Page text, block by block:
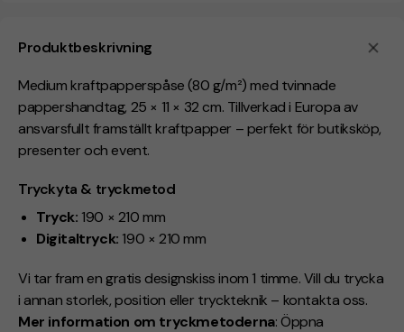
Produktbeskrivning
Medium kraftpapperspåse (80 g/m²) med tvinnade
pappershandtag, 25 × 11 × 32 cm. Tillverkad i Europa av
ansvarsfullt framställt kraftpapper – perfekt för butiksköp,
presenter och event.
Tryckyta & tryckmetod
Tryck: 190 × 210 mm
Digitaltryck: 190 × 210 mm
Vi tar fram en gratis designskiss inom 1 timme. Vill du trycka
i annan storlek, position eller tryckteknik – kontakta oss.
Mer information om tryckmetoderna: Öppna